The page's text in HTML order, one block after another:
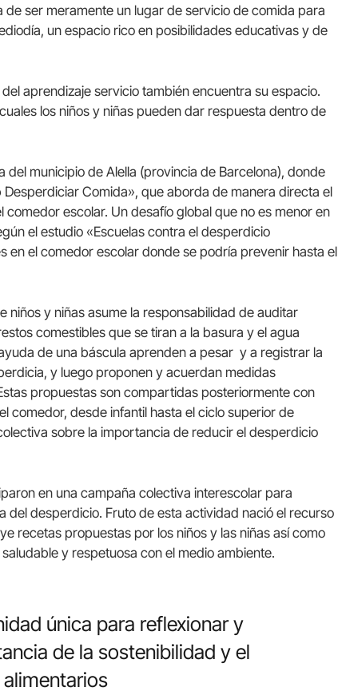
ser meramente un lugar de servicio de comida para
un espacio rico en posibilidades educativas y de
aprendizaje servicio también encuentra su espacio.
los niños y niñas pueden dar respuesta dentro de
del municipio de Alella (provincia de Barcelona), donde
Comida», que aborda de manera directa el
escolar. Un desafío global que no es menor en
el estudio «Escuelas contra el desperdicio
en el comedor escolar donde se podría prevenir hasta el
niños y niñas asume la responsabilidad de auditar
comestibles que se tiran a la basura y el agua
de una báscula aprenden a pesar y a registrar la
y luego proponen y acuerdan medidas
propuestas son compartidas posteriormente con
comedor, desde infantil hasta el ciclo superior de
sobre la importancia de reducir el desperdicio
en una campaña colectiva interescolar para
del desperdicio. Fruto de esta actividad nació el recurso
recetas propuestas por los niños y las niñas así como
y respetuosa con el medio ambiente.
única para reflexionar y
de la sostenibilidad y el